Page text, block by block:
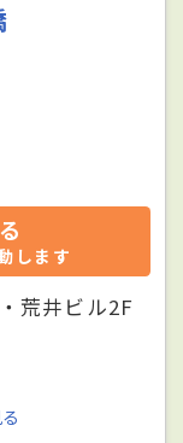
します
荒井ビル2F